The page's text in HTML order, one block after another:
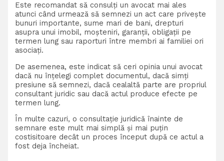
Este recomandat să consulți un avocat mai ales
atunci când urmează să semnezi un act care privește
bunuri importante, sume mari de bani, drepturi
asupra unui imobil, moșteniri, garanții, obligații pe
termen lung sau raporturi între membri ai familiei ori
asociați.
De asemenea, este indicat să ceri opinia unui avocat
dacă nu înțelegi complet documentul, dacă simți
presiune să semnezi, dacă cealaltă parte are propriul
consultant juridic sau dacă actul produce efecte pe
termen lung.
În multe cazuri, o consultație juridică înainte de
semnare este mult mai simplă și mai puțin
costisitoare decât un proces început după ce actul a
fost deja încheiat.